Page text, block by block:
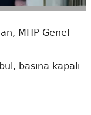
MHP Genel
basına kapalı